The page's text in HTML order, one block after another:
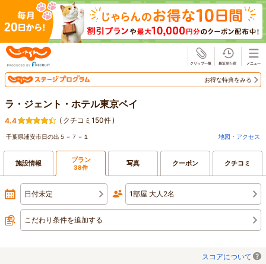
お得な特典をみる
ラ・ジェント・ホテル東京ベイ
4.4 ( クチコミ150件)
千葉県浦安市日の出５－７－１ 地図・アクセス
施設情報 プラン
38件 写真 クーポン クチコミ
日付未定 1部屋 大人2名
こだわり条件を追加する
スコアについて